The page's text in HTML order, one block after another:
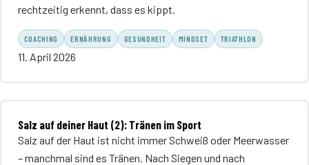
rechtzeitig erkennt, dass es kippt.
COACHING ERNÄHRUNG GESUNDHEIT MINDSET TRIATHLON
11. April 2026
Salz auf deiner Haut (2): Tränen im Sport
Salz auf der Haut ist nicht immer Schweiß oder Meerwasser
– manchmal sind es Tränen. Nach Siegen und nach